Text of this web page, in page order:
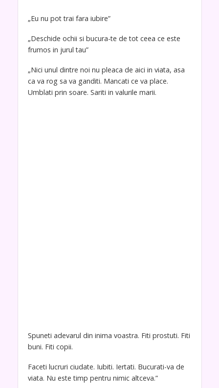
„Eu nu pot trai fara iubire”
„Deschide ochii si bucura-te de tot ceea ce este
frumos in jurul tau”
„Nici unul dintre noi nu pleaca de aici in viata, asa
ca va rog sa va ganditi. Mancati ce va place.
Umblati prin soare. Sariti in valurile marii.
Spuneti adevarul din inima voastra. Fiti prostuti. Fiti
buni. Fiti copii.
Faceti lucruri ciudate. Iubiti. Iertati. Bucurati-va de
viata. Nu este timp pentru nimic altceva.”